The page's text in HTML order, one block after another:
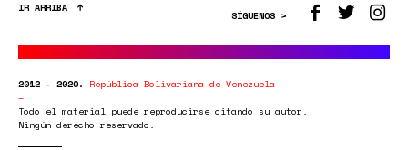
IR ARRIBA
SÍGUENOS >
2012 - 2020. República Bolivariana de Venezuela
Todo el material puede reproducirse citando su autor.
Ningún derecho reservado.